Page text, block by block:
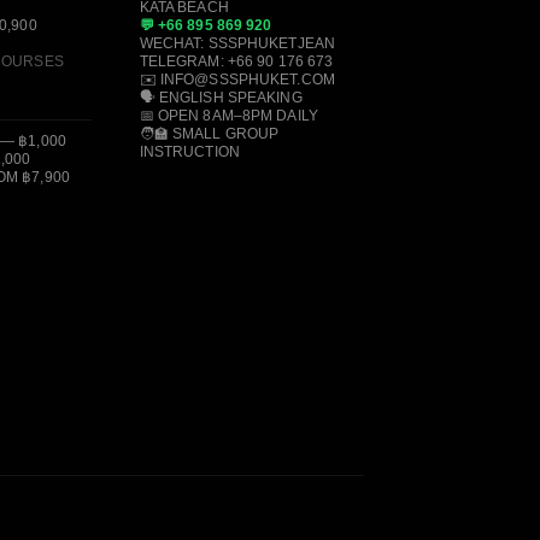
— ฿1,000
฿7,900
KATA BEACH
💬 +66 895 869 920
WECHAT: SSSPHUKETJEAN
TELEGRAM: +66 90 176 673
✉️ INFO@SSSPHUKET.COM
🗣️ ENGLISH SPEAKING
📅 OPEN 8AM–8PM DAILY
🧑‍🏫 SMALL GROUP
INSTRUCTION